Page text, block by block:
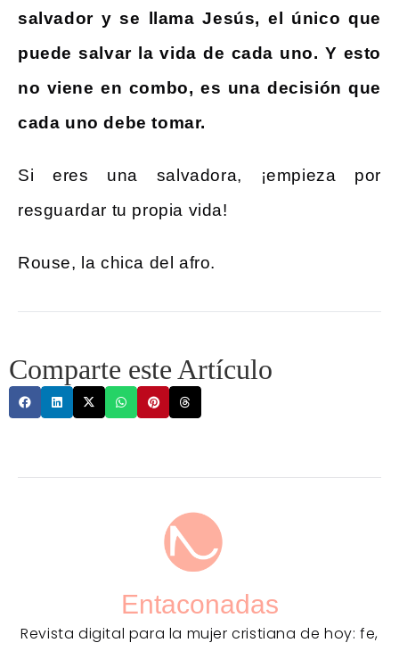
salvador y se llama Jesús, el único que
puede salvar la vida de cada uno. Y esto
no viene en combo, es una decisión que
cada uno debe tomar.
Si eres una salvadora, ¡empieza por
resguardar tu propia vida!
Rouse, la chica del afro.
Comparte este Artículo
Entaconadas
Revista digital para la mujer cristiana de hoy: fe,